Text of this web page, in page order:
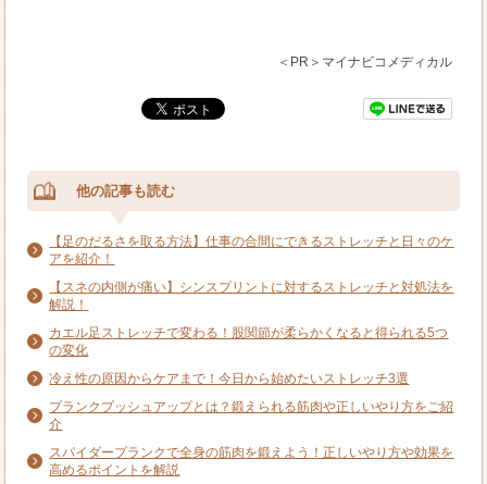
＜PR＞マイナビコメディカル
他の記事も読む
【足のだるさを取る方法】仕事の合間にできるストレッチと日々のケ
アを紹介！
【スネの内側が痛い】シンスプリントに対するストレッチと対処法を
解説！
カエル足ストレッチで変わる！股関節が柔らかくなると得られる5つ
の変化
冷え性の原因からケアまで！今日から始めたいストレッチ3選
プランクプッシュアップとは？鍛えられる筋肉や正しいやり方をご紹
介
スパイダープランクで全身の筋肉を鍛えよう！正しいやり方や効果を
高めるポイントを解説